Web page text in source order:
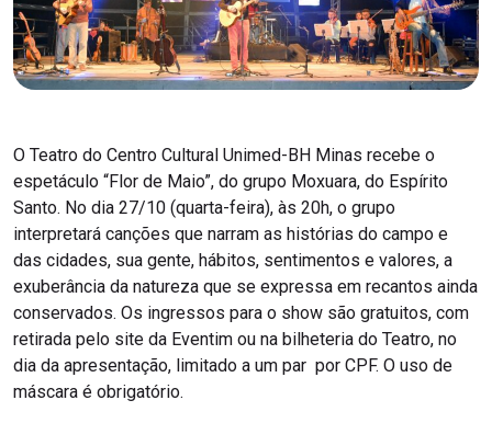
O Teatro do Centro Cultural Unimed-BH Minas recebe o
espetáculo “Flor de Maio”, do grupo Moxuara, do Espírito
Santo. No dia 27/10 (quarta-feira), às 20h, o grupo
interpretará canções que narram as histórias do campo e
das cidades, sua gente, hábitos, sentimentos e valores, a
exuberância da natureza que se expressa em recantos ainda
conservados. Os ingressos para o show são gratuitos, com
retirada pelo site da Eventim ou na bilheteria do Teatro, no
dia da apresentação, limitado a um par por CPF. O uso de
máscara é obrigatório.